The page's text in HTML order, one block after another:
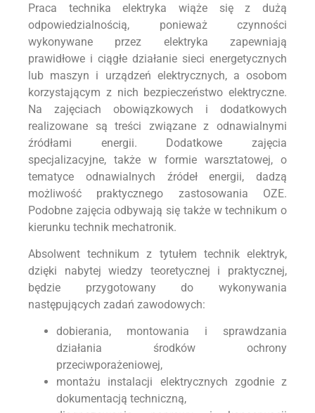
Praca technika elektryka wiąże się z dużą
odpowiedzialnością, ponieważ czynności
wykonywane przez elektryka zapewniają
prawidłowe i ciągłe działanie sieci energetycznych
lub maszyn i urządzeń elektrycznych, a osobom
korzystającym z nich bezpieczeństwo elektryczne.
Na zajęciach obowiązkowych i dodatkowych
realizowane są treści związane z odnawialnymi
źródłami energii. Dodatkowe zajęcia
specjalizacyjne, także w formie warsztatowej, o
tematyce odnawialnych źródeł energii, dadzą
możliwość praktycznego zastosowania OZE.
Podobne zajęcia odbywają się także w technikum o
kierunku technik mechatronik.
Absolwent technikum z tytułem technik elektryk,
dzięki nabytej wiedzy teoretycznej i praktycznej,
będzie przygotowany do wykonywania
następujących zadań zawodowych:
dobierania, montowania i sprawdzania
działania środków ochrony
przeciwporażeniowej,
montażu instalacji elektrycznych zgodnie z
dokumentacją techniczną,